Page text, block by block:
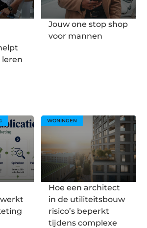
Jouw one stop shop
voor mannen
WONINGEN
Hoe een architect
in de utiliteitsbouw
risico’s beperkt
tijdens complexe